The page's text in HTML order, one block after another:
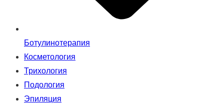
Ботулинотерапия
Косметология
Трихология
Подология
Эпиляция